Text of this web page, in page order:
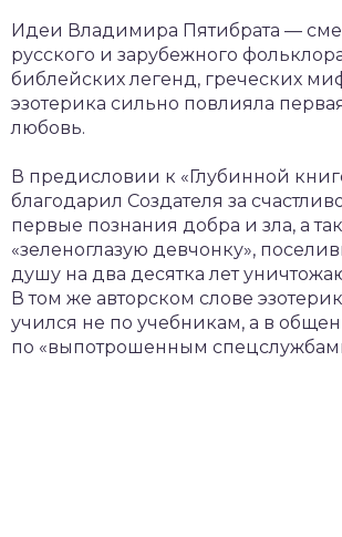
Идеи Владимира Пятибрата —
русского и зарубежного
библейских легенд, греческих
эзотерика сильно повлияла
любовь.
В предисловии к «Глубинной
благодарил Создателя за
первые познания добра и зла, а
«зеленоглазую девчонку»,
душу на два десятка лет
В том же авторском слове
учился не по учебникам, а в
по «выпотрошенным